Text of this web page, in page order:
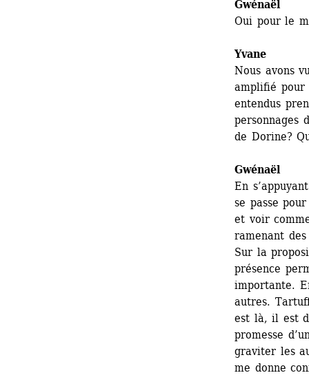
Gwénaël
Oui pour le
Yvane
Nous avons
amplifié pour
entendus
personnages
de Dorine?
Gwénaël
En
se passe
et voir
ramenant des
Sur la
présence
importante.
autres.
est là, il est
promesse
graviter les
me donne